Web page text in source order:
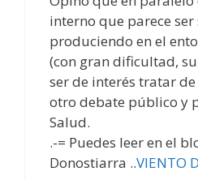
interno que parece ser
produciendo en el
(con gran dificultad,
ser de interés tratar
otro debate público y
Salud.
.-= Puedes leer en el
Donostiarra ..VIENTO